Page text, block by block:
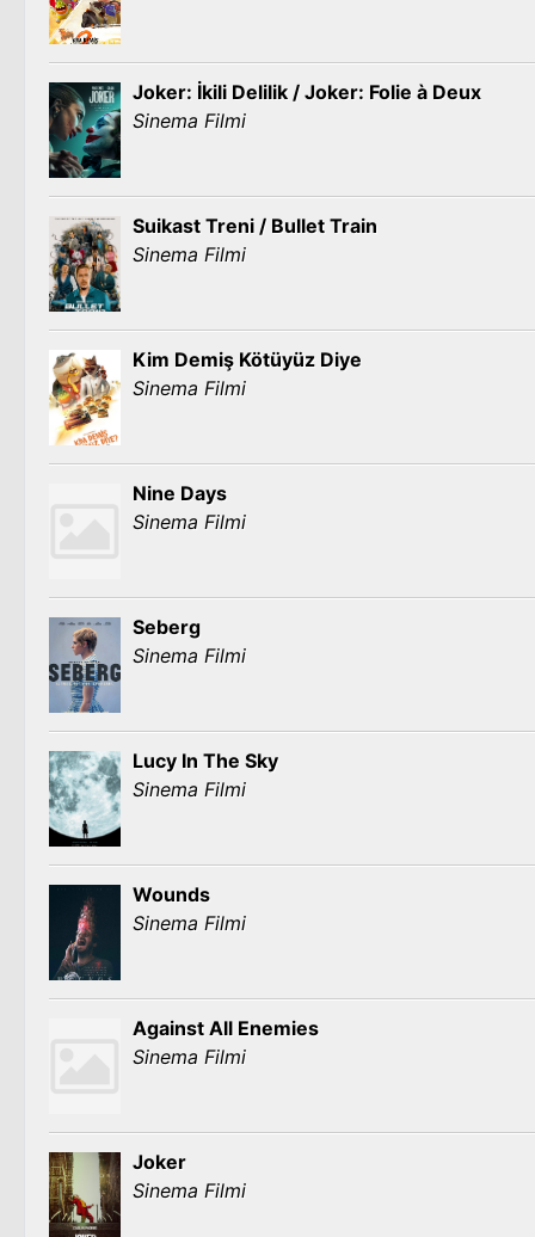
Joker: İkili Delilik / Joker: Folie à Deux
Sinema Filmi
Suikast Treni / Bullet Train
Sinema Filmi
Kim Demiş Kötüyüz Diye
Sinema Filmi
Nine Days
Sinema Filmi
Seberg
Sinema Filmi
Lucy In The Sky
Sinema Filmi
Wounds
Sinema Filmi
Against All Enemies
Sinema Filmi
Joker
Sinema Filmi